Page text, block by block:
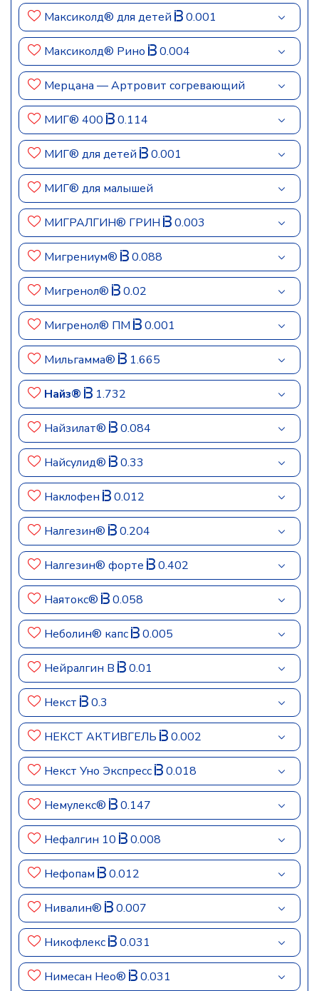
Максиколд® для детей 0.001
Максиколд® Рино 0.004
Мерцана — Артровит согревающий
МИГ® 400 0.114
МИГ® для детей 0.001
МИГ® для малышей
МИГРАЛГИН® ГРИН 0.003
Мигрениум® 0.088
Мигренол® 0.02
Мигренол® ПМ 0.001
Мильгамма® 1.665
Найз® 1.732
Найзилат® 0.084
Найсулид® 0.33
Наклофен 0.012
Налгезин® 0.204
Налгезин® форте 0.402
Наятокс® 0.058
Неболин® капс 0.005
Нейралгин В 0.01
Некст 0.3
НЕКСТ АКТИВГЕЛЬ 0.002
Некст Уно Экспресс 0.018
Немулекс® 0.147
Нефалгин 10 0.008
Нефопам 0.012
Нивалин® 0.007
Никофлекс 0.031
Нимесан Нео® 0.031